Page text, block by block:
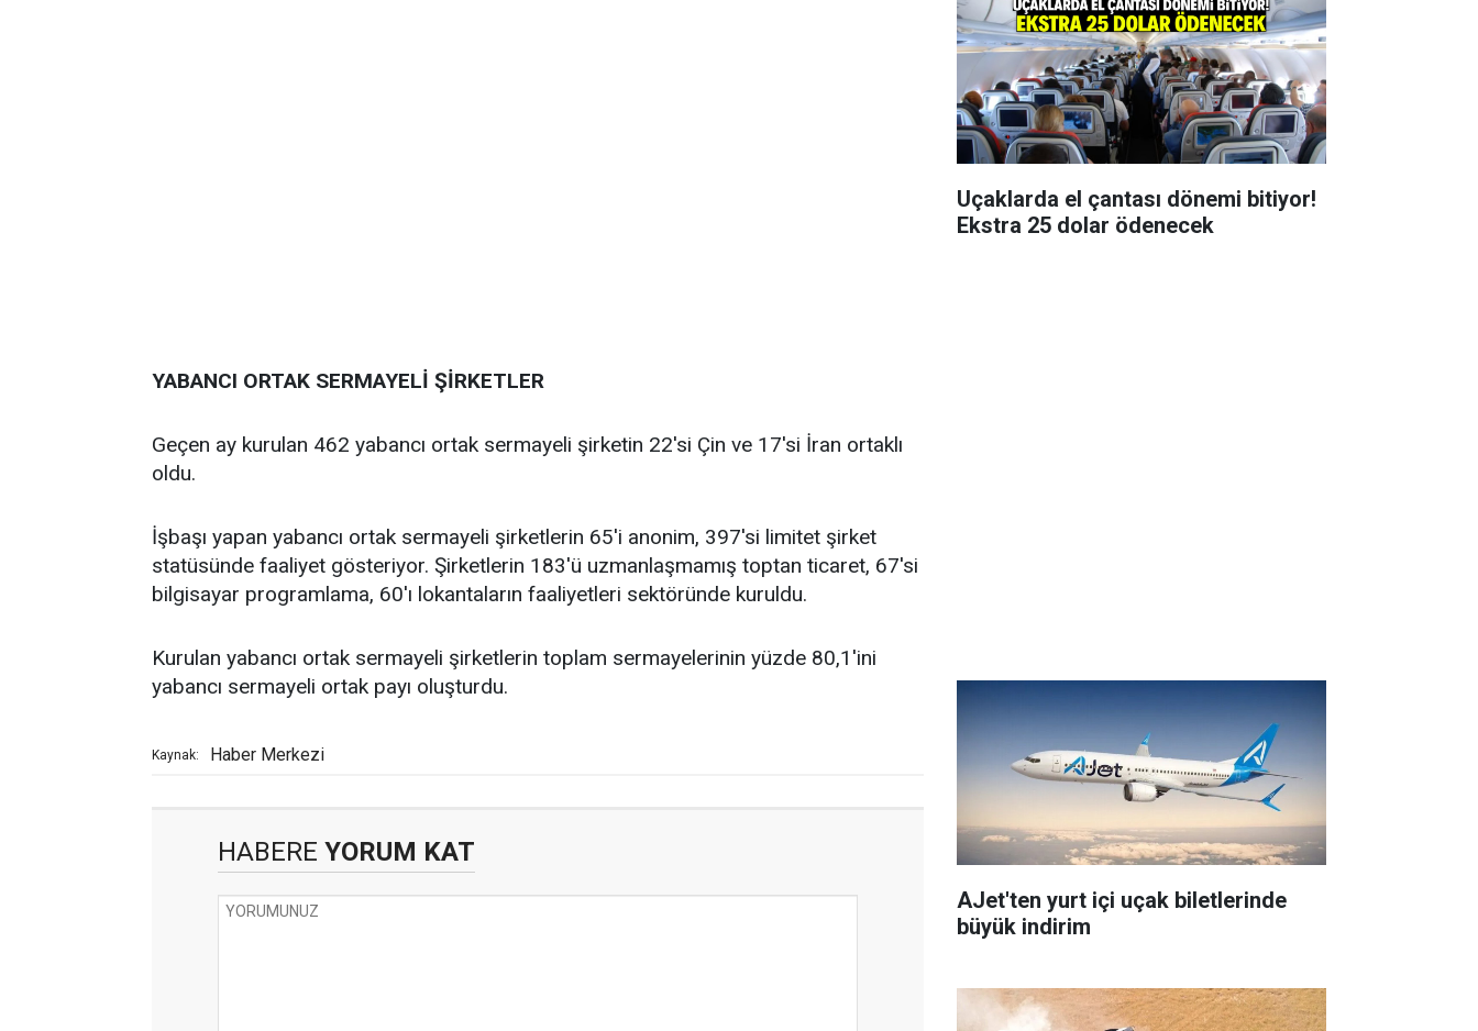
YABANCI ORTAK SERMAYELİ ŞİRKETLER
Geçen ay kurulan 462 yabancı ortak sermayeli şirketin 22'si Çin ve 17'si İran ortaklı
oldu.
İşbaşı yapan yabancı ortak sermayeli şirketlerin 65'i anonim, 397'si limitet şirket
statüsünde faaliyet gösteriyor. Şirketlerin 183'ü uzmanlaşmamış toptan ticaret, 67'si
bilgisayar programlama, 60'ı lokantaların faaliyetleri sektöründe kuruldu.
Kurulan yabancı ortak sermayeli şirketlerin toplam sermayelerinin yüzde 80,1'ini
yabancı sermayeli ortak payı oluşturdu.
Kaynak: Haber Merkezi
HABERE YORUM KAT
Uçaklarda el çantası dönemi bitiyor!
Ekstra 25 dolar ödenecek
AJet'ten yurt içi uçak biletlerinde
büyük indirim